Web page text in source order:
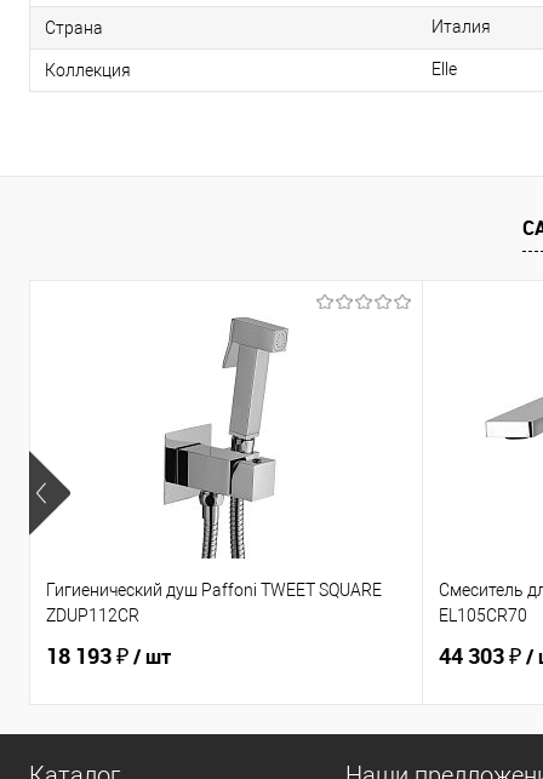
Страна Италия
Коллекция Elle
Гигиенический душ Paffoni TWEET SQUARE
ZDUP112CR
18 193 ₽/ шт
Смеситель
EL105CR70
44 303 ₽/